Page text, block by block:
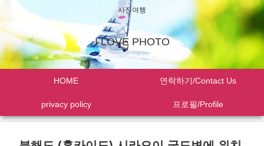
사진여행
I LOVE PHOTO
HOME 연락하기/Contact Us
privacy policy 프로필/Profile